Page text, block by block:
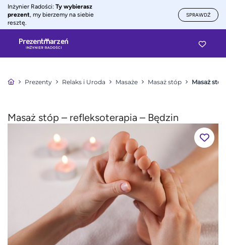
Inżynier Radości: Ty wybierasz
prezent, my bierzemy na siebie
resztę.
SPRAWDŹ
Prezenty Relaks i Uroda Masaże Masaż stóp Masaż
Masaż stóp – refleksoterapia – Będzin